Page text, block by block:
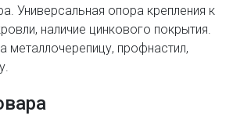
Универсальная опора крепления к
наличие цинкового покрытия.
металлочерепицу, профнастил,